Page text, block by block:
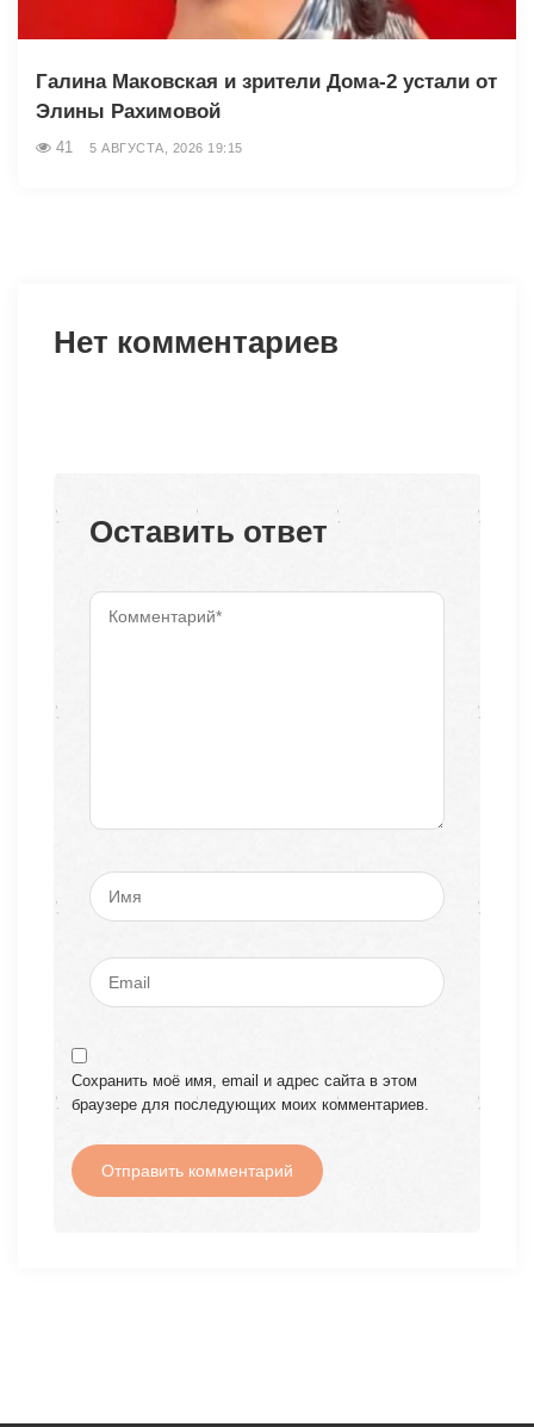
Галина Маковская и зрители Дома-2 устали от
Элины Рахимовой
41 5 АВГУСТА, 2026 19:15
Нет комментариев
Оставить ответ
Сохранить моё имя, email и адрес сайта в этом
браузере для последующих моих комментариев.